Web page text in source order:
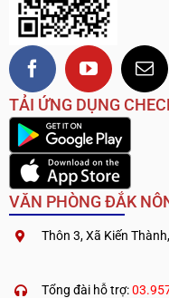
TẢI ỨNG DỤNG
VĂN PHÒNG ĐẮK
Thôn 3, Xã Kiến
Tổng đài hỗ trợ: